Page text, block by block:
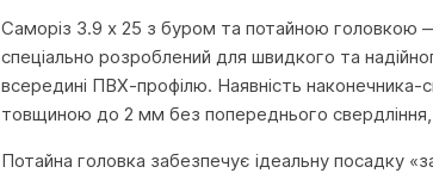
Саморіз 3.9 x 25 з буром та потайною головкою
спеціально розроблений для швидкого та
всередині ПВХ-профілю. Наявність
товщиною до 2 мм без попереднього
Потайна головка забезпечує ідеальну посадку